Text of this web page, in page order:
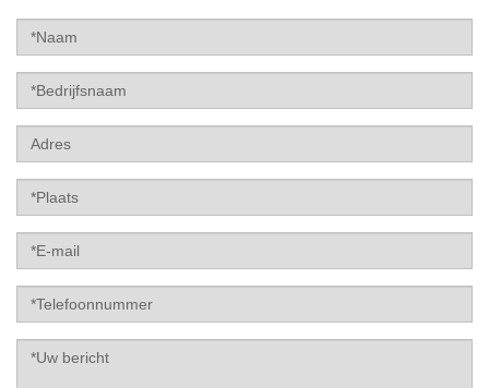
Naam
Bedrijfsnaam
Label
Label
mail
Telefoonnummer
Label